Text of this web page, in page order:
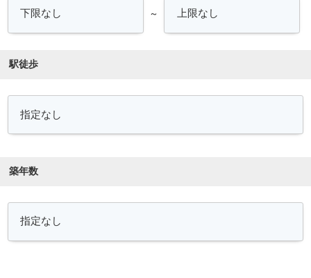
～
駅徒歩
築年数